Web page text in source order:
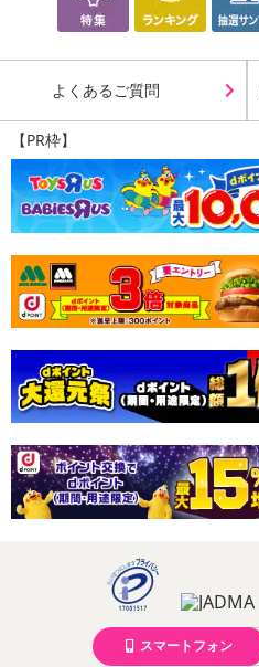
よくあるご質問
【PR枠】
スマートフォン